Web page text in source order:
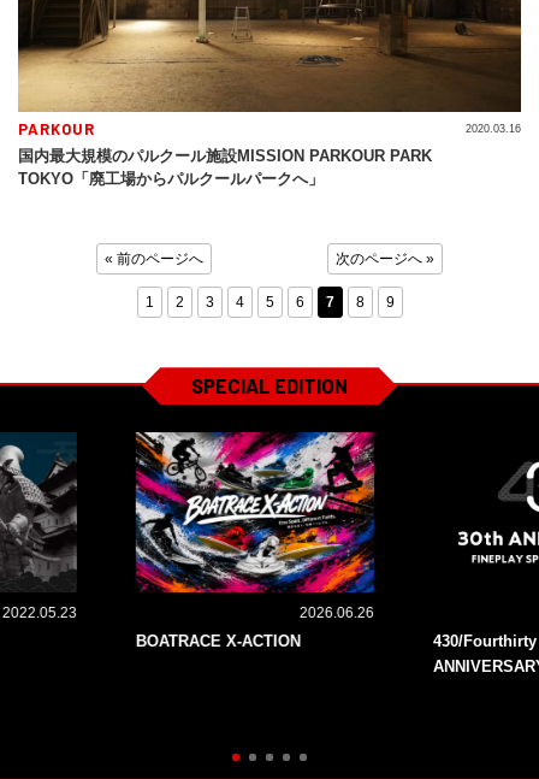
PARKOUR
国内最大規模のパルクール施設MISSION PARKOUR PARK
TOKYO「廃工場からパルクールパークへ」
2020.03.16
« 前のページへ
1 2 3 4 5 6 7 8 9
次のページへ »
SPECIAL EDITION
2022.05.23 2026.06.26
BOATRACE X-ACTION
430/